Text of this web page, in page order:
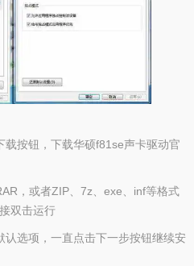
载按钮，下载华硕f81se声卡驱动官
，或者ZIP、7z、exe、inf等格式
双击运行
选项，一直点击下一步按钮继续安